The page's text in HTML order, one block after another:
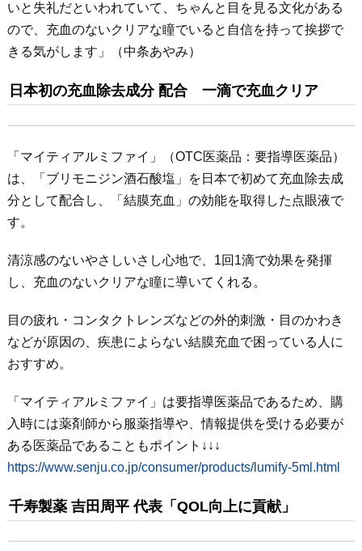
いと失礼だといわれていて、ちゃんと目を見る文化がある
ので、充血のないクリアな瞳でいると自信を持って挨拶で
きる気がします」（中条あやみ）
日本初の充血除去成分 配合 一滴で充血クリア
「マイティアルミファイ」（OTC医薬品：要指導医薬品）
は、「ブリモニジン酒石酸塩」を日本で初めて充血除去成
分として配合し、「結膜充血」の効能を取得した点眼液で
す。
清涼感のないやさしいさし心地で、1回1滴で効果を発揮
し、充血のないクリアな瞳に導いてくれる。
目の疲れ・コンタクトレンズなどの外的刺激・目のかわき
などが原因の、疾患によらない結膜充血で困っている人に
おすすめ。
「マイティアルミファイ」は要指導医薬品であるため、購
入時には薬剤師から服薬指導や、情報提供を受ける必要が
ある医薬品であることもポイント↓↓↓
https://www.senju.co.jp/consumer/products/lumify-5ml.html
千寿製薬 吉田周平 代表「QOL向上に貢献」